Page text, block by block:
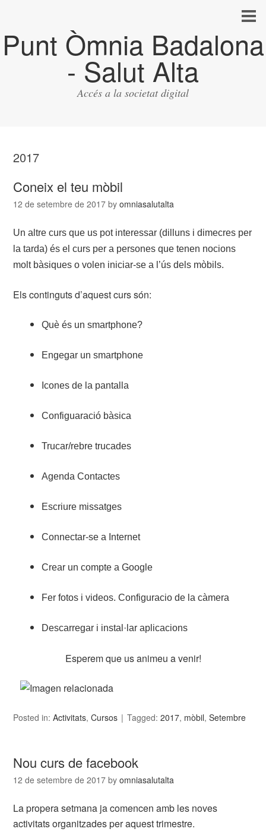
Punt Òmnia Badalona
- Salut Alta
Accés a la societat digital
2017
Coneix el teu mòbil
12 de setembre de 2017 byomniasalutalta
Un altre curs que us pot interessar (dilluns i dimecres per
la tarda) és el curs per a persones que tenen nocions
molt bàsiques o volen iniciar-se a l’ús dels mòbils.
Els continguts d’aquest curs són:
Què és un smartphone?
Engegar un smartphone
Icones de la pantalla
Configuaració bàsica
Trucar/rebre trucades
Agenda Contactes
Escriure missatges
Connectar-se a Internet
Crear un compte a Google
Fer fotos i videos. Configuracio de la càmera
Descarregar i instal·lar aplicacions
Esperem que us animeu a venir!
Posted in:Activitats,Cursos Tagged:2017, mòbil,Setembre
Nou curs de facebook
12 de setembre de 2017 byomniasalutalta
La propera setmana ja comencen amb les noves
activitats organitzades per aquest trimestre.